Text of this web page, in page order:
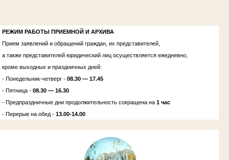
РЕЖИМ РАБОТЫ ПРИЕМНОЙ И АРХИВА
Прием заявлений и обращений граждан, их представителей,
а также представителей юридический лиц осуществляется ежедневно,
кроме выходных и праздничных дней:
- Понедельник-четверг - 08.30 — 17.45
- Пятница - 08.30 — 16.30
- Предпраздничные дни продолжительность сокращена на 1 час
- Перерыв на обед - 13.00-14.00